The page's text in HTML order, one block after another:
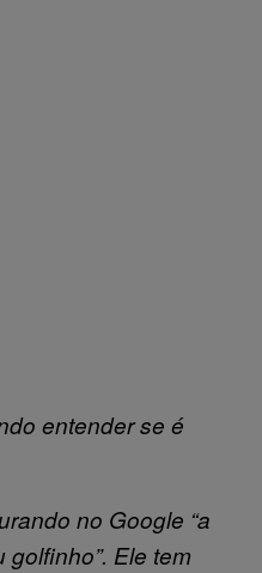
entender se é
no Google “a
Ele tem